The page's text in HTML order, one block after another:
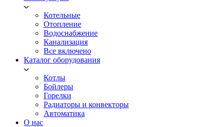
Котельные
Отопление
Водоснабжение
Канализация
Все включено
Каталог оборудования
Котлы
Бойлеры
Горелки
Радиаторы и конвекторы
Автоматика
О нас